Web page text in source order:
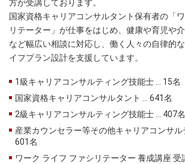
方が受講しております。
国家資格キャリアコンサルタント保有者の「
リテーター」が仕事をはじめ、健康や育児や
など幅広い相談に対応し、働く人々の自律的
イフプラン設計を支援しています。
1級キャリアコンサルティング技能士 … 15名
国家資格キャリアコンサルタント … 641名
2級キャリアコンサルティング技能士 … 407名
産業カウンセラー等その他キャリアコンサ
601名
ワーク ライフ ファシリテーター 養成講座